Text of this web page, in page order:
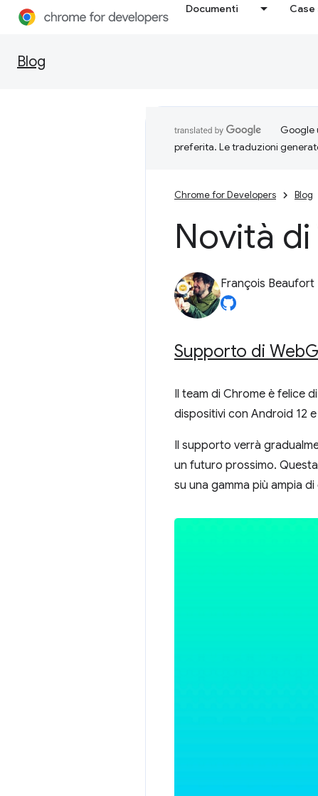
Documenti
Blog
Google
preferita. Le traduzioni
Chrome for Developers Blog
Novità
François Beaufort
Supporto di Web
Il team di Chrome è felice
dispositivi con Android 12
Il supporto verrà
un futuro prossimo.
su una gamma più ampia